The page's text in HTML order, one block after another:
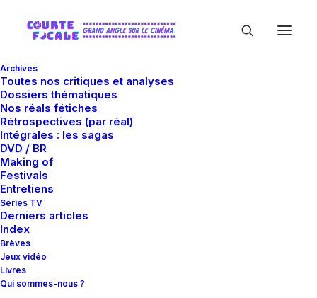
Archives
Toutes nos critiques et analyses
Dossiers thématiques
Nos réals fétiches
Rétrospectives (par réal)
Intégrales : les sagas
DVD / BR
Making of
Festivals
Entretiens
Séries TV
Derniers articles
Index
Brèves
Jeux vidéo
Livres
Qui sommes-nous ?